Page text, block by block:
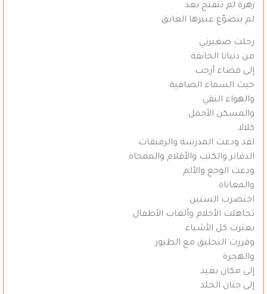
زهرة لم تتفتح بعد
لم يتضوّع عبيرها العابق
رحلت صغيرتي
من دنيانا الخانقة
إلى فضاء أرحب
حيث السماء الصافية
والهواء النقي
والمسكن الأجمل
كلالا
لقد ودعت المدرسة والرفيقات
الدفاتر والكتب والأقلام والممحاة
ودعت الوجع والألم
والمعاناة
اختصرت السنين
تجاهلت الأحلام وألعاب الأطفال
بعثرت كل الأشياء
وقررت التحليق مع الطيور
والهجرة
إلى مكان بعيد
إلى جنان الخلد